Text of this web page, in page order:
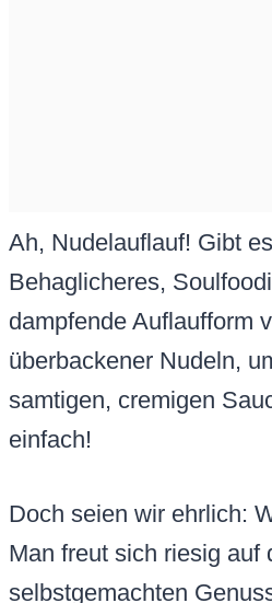
Ah, Nudelauflauf! Gibt
Behaglicheres,
dampfende Auflaufform
überbackener Nudeln,
samtigen, cremigen
einfach!
Doch seien wir ehrlich:
Man freut sich riesig auf
selbstgemachten